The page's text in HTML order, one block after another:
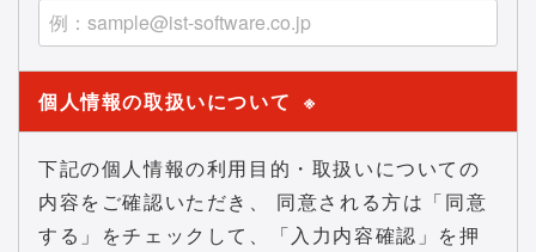
個人情報の取扱いについて ※
下記の個人情報の利用目的・取扱いについての
内容をご確認いただき、 同意される方は「同意
する」をチェックして、「入力内容確認」を押